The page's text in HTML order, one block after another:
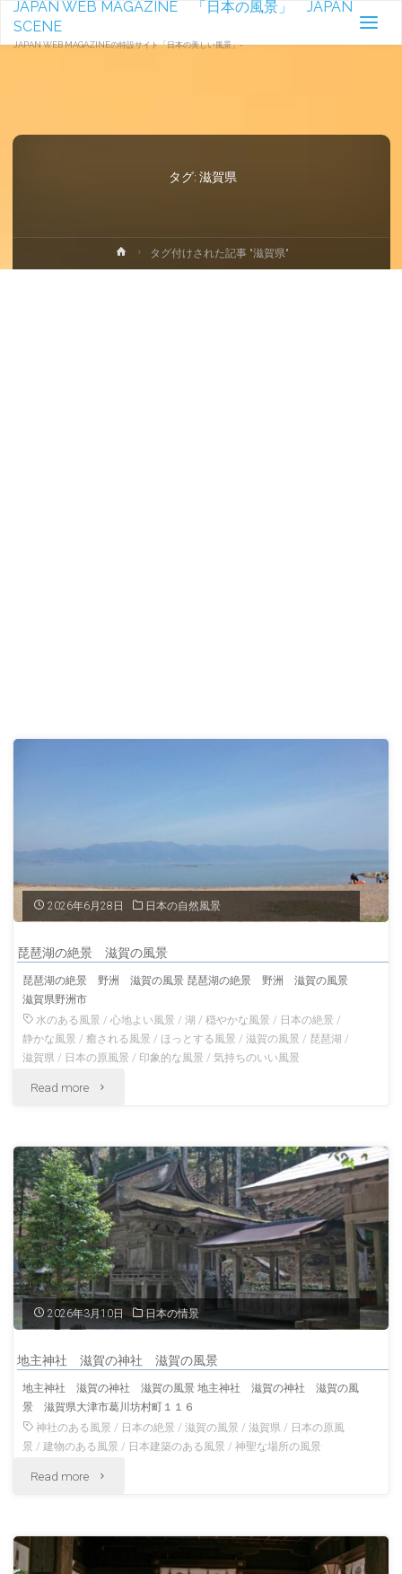
JAPAN WEB MAGAZINE 「日本の風景」 JAPAN
SCENE
JAPAN WEB MAGAZINEの特設サイト「日本の美しい風景」-
タグ: 滋賀県
ホ
ー
タグ付けされた記事 "滋賀県"
2026年6月28日 日本の自然風景
琵琶湖の絶景 滋賀の風景
琵琶湖の絶景 野洲 滋賀の風景 琵琶湖の絶景 野洲 滋賀の風景
滋賀県野洲市
水のある風景 /心地よい風景 /湖 /穏やかな風景 / 日本の絶景 /
静かな風景 /癒される風景 /ほっとする風景 /滋賀の風景 / 琵琶湖 /
滋賀県 / 日本の原風景 / 印象的な風景 /気持ちのいい風景
Read more "琵
湖
の
絶
景
滋
の
風
景"
2026年3月10日 日本の情景
地主神社 滋賀の神社 滋賀の風景
地主神社 滋賀の神社 滋賀の風景 地主神社 滋賀の神社 滋賀の風
景 滋賀県大津市葛川坊村町１１６
神社のある風景 / 日本の絶景 /滋賀の風景 /滋賀県 / 日本の原風
景 /建物のある風景 / 日本建築のある風景 /神聖な場所の風景
Read more "地
神